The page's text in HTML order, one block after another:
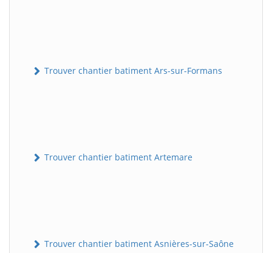
Trouver chantier batiment Ars-sur-Formans
Trouver chantier batiment Artemare
Trouver chantier batiment Asnières-sur-Saône